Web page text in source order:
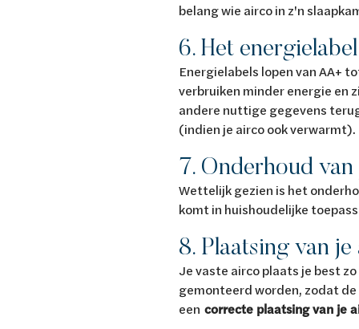
belang wie airco in z'n
6. Het energielabel
Energielabels lopen van AA+
verbruiken minder energie en
andere nuttige gegevens
(indien je airco ook verwarmt).
7. Onderhoud
Wettelijk gezien is het
komt in huishoudelijke
8. Plaatsing van
Je vaste airco plaats je best
gemonteerd worden, zodat
een correcte plaatsing van je